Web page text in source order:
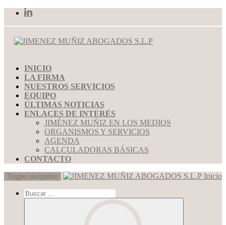
INICIO
LA FIRMA
NUESTROS SERVICIOS
EQUIPO
ÚLTIMAS NOTICIAS
ENLACES DE INTERÉS
JIMÉNEZ MUÑIZ EN LOS MEDIOS
ORGANISMOS Y SERVICIOS
AGENDA
CALCULADORAS BÁSICAS
CONTACTO
Toggle navigation Inicio